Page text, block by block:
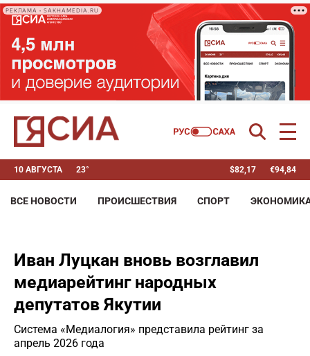
РЕКЛАМА • SAKHAMEDIA.RU
10 АВГУСТА 23° $82,17 €94,84
ВСЕ НОВОСТИ ПРОИСШЕСТВИЯ СПОРТ
Иван Луцкан вновь возглавил
медиарейтинг народных
депутатов Якутии
Система «Медиалогия» представила рейтинг за
апрель 2026 года